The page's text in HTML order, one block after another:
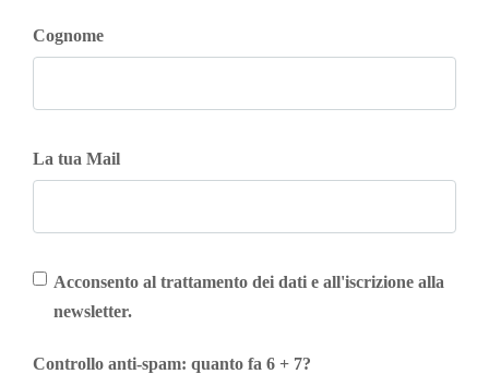
Cognome
La tua Mail
Acconsento al trattamento dei dati e all'iscrizione alla
newsletter.
Controllo anti-spam: quanto fa 6 + 7?